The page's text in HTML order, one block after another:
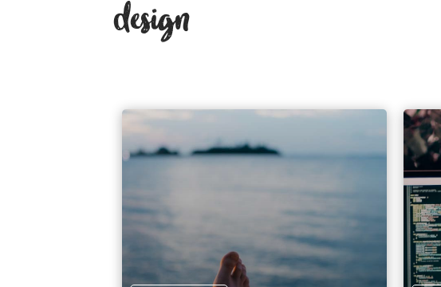
design
PAGINATION
DES
ARTICLES